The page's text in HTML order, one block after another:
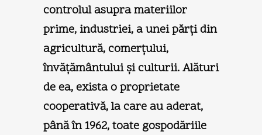
controlul asupra materiilor
prime, industriei, a unei părţi din
agricultură, comerţului,
învăţământului şi culturii. Alături
de ea, exista o proprietate
cooperativă, la care au aderat,
până în 1962, toate gospodăriile